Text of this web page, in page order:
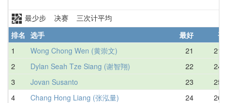
最少步 决赛 三次计平均
排名 选手 最好
平
1
Wong Chong Wen (黄崇文) 21
2
Dylan Seah Tze Siang (谢智翔) 22
3
Jovan Susanto 23
4
Chang Hong Liang (张泓量) 24